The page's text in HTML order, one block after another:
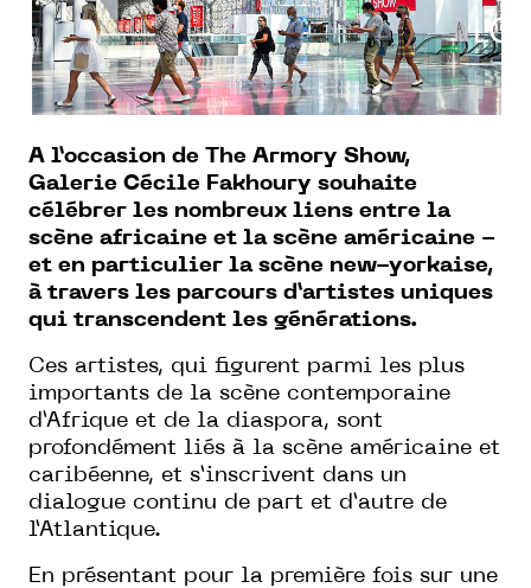
A l’occasion de The Armory Show,
Galerie Cécile Fakhoury souhaite
célébrer les nombreux liens entre la
scène africaine et la scène américaine -
et en particulier la scène new-yorkaise,
à travers les parcours d’artistes uniques
qui transcendent les générations.
Ces artistes, qui figurent parmi les plus
importants de la scène contemporaine
d’Afrique et de la diaspora, sont
profondément liés à la scène américaine et
caribéenne, et s’inscrivent dans un
dialogue continu de part et d’autre de
l’Atlantique.
En présentant pour la première fois sur une